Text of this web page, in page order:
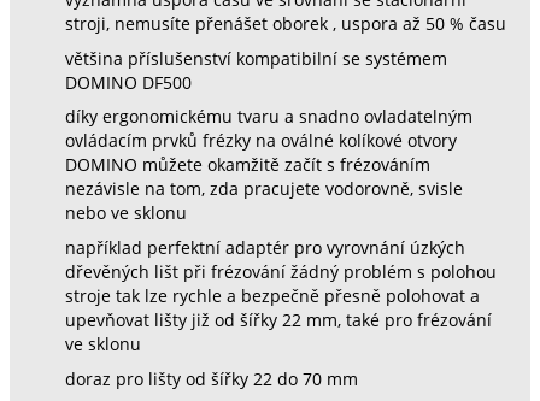
stroji, nemusíte přenášet oborek , uspora až 50 % času
většina příslušenství kompatibilní se systémem
DOMINO DF500
díky ergonomickému tvaru a snadno ovladatelným
ovládacím prvků frézky na oválné kolíkové otvory
DOMINO můžete okamžitě začít s frézováním
nezávisle na tom, zda pracujete vodorovně, svisle
nebo ve sklonu
například perfektní adaptér pro vyrovnání úzkých
dřevěných lišt při frézování žádný problém s polohou
stroje tak lze rychle a bezpečně přesně polohovat a
upevňovat lišty již od šířky 22 mm, také pro frézování
ve sklonu
doraz pro lišty od šířky 22 do 70 mm